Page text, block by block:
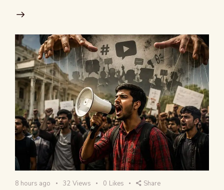
8 hours ago 32 Views 0 Likes Share